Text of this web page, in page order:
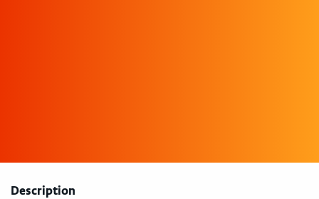
Description